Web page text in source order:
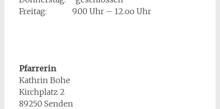
Freitag: 9.00 Uhr – 12.oo Uhr
Pfarrerin
Kathrin Bohe
Kirchplatz 2
89250 Senden